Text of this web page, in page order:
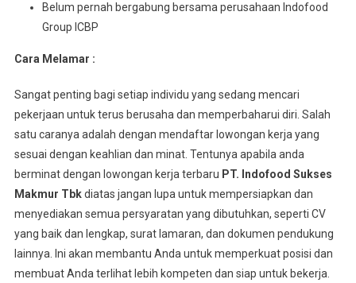
Belum pernah bergabung bersama perusahaan Indofood
Group ICBP
Cara Melamar :
Sangat penting bagi setiap individu yang sedang mencari
pekerjaan untuk terus berusaha dan memperbaharui diri. Salah
satu caranya adalah dengan mendaftar lowongan kerja yang
sesuai dengan keahlian dan minat. Tentunya apabila anda
berminat dengan lowongan kerja terbaru PT. Indofood Sukses
Makmur Tbkdiatas jangan lupa untuk mempersiapkan dan
menyediakan semua persyaratan yang dibutuhkan, seperti CV
yang baik dan lengkap, surat lamaran, dan dokumen pendukung
lainnya. Ini akan membantu Anda untuk memperkuat posisi dan
membuat Anda terlihat lebih kompeten dan siap untuk bekerja.